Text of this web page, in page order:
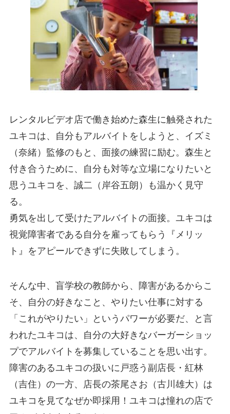
レンタルビデオ店で働き始めた森生に触発された
ユキコは、自分もアルバイトをしようと、イズミ
（奈緒）監修のもと、面接の練習に励む。森生と
付き合うために、自分も対等な立場になりたいと
思うユキコを、誠二（岸谷五朗）も温かく見守
る。
勇気を出して受けたアルバイトの面接。ユキコは
視覚障害者である自分を雇ってもらう『メリッ
ト』をアピールできずに失敗してしまう。
そんな中、盲学校の教師から、障害があるからこ
そ、自分の好きなこと、やりたい仕事に対する
「これがやりたい」というパワーが必要だ、と言
われたユキコは、自分の大好きなバーガーショッ
プでアルバイトを募集していることを思い出す。
障害のあるユキコの扱いに戸惑う副店長・紅林
（吉住）の一方、店長の茶尾さお（古川雄大）は
ユキコを見てなぜか即採用！ユキコは憧れの店で